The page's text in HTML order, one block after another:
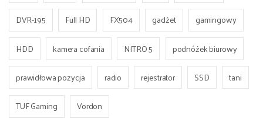
DVR-195
Full HD FX504 gadżet
gamingowy
HDD
kamera cofania NITRO 5
podnóżek biurowy
prawidłowa pozycja
radio rejestrator SSD
tani
TUF Gaming
Vordon